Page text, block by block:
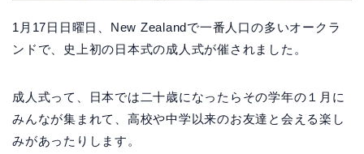
1月17日日曜日、New Zealandで一番人口の多いオークラ
ンドで、史上初の日本式の成人式が催されました。
成人式って、日本では二十歳になったらその学年の１月に
みんなが集まれて、高校や中学以来のお友達と会える楽し
みがあったりします。